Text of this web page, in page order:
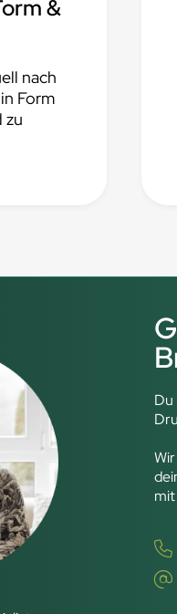
&
nach
Form
zu
Du
mit